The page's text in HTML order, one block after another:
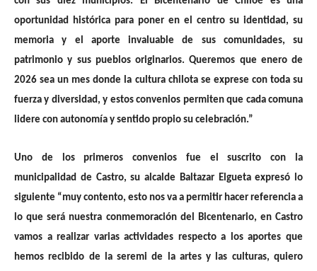
oportunidad histórica para poner en el centro su identidad, su
memoria y el aporte invaluable de sus comunidades, su
patrimonio y sus pueblos originarios. Queremos que enero de
2026 sea un mes donde la cultura chilota se exprese con toda su
fuerza y diversidad, y estos convenios permiten que cada comuna
lidere con autonomía y sentido propio su celebración.”
Uno de los primeros convenios fue el suscrito con la
municipalidad de Castro, su alcalde Baltazar Elgueta expresó lo
siguiente “muy contento, esto nos va a permitir hacer referencia a
lo que será nuestra conmemoración del Bicentenario, en Castro
vamos a realizar varias actividades respecto a los aportes que
hemos recibido de la seremi de la artes y las culturas, quiero